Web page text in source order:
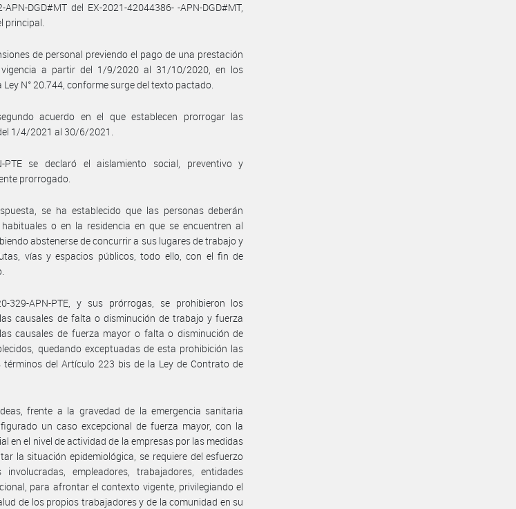
DGD#MT del EX-2021-42044386- -APN-DGD#MT,
principal.
de personal previendo el pago de una prestación
a partir del 1/9/2020 al 31/10/2020, en los
N° 20.744, conforme surge del texto pactado.
acuerdo en el que establecen prorrogar las
1/4/2021 al 30/6/2021.
PTE se declaró el aislamiento social, preventivo y
prorrogado.
se ha establecido que las personas deberán
o en la residencia en que se encuentren al
abstenerse de concurrir a sus lugares de trabajo y
vías y espacios públicos, todo ello, con el fin de
329-APN-PTE, y sus prórrogas, se prohibieron los
causales de falta o disminución de trabajo y fuerza
causales de fuerza mayor o falta o disminución de
quedando exceptuadas de esta prohibición las
del Artículo 223 bis de la Ley de Contrato de
frente a la gravedad de la emergencia sanitaria
un caso excepcional de fuerza mayor, con la
en el nivel de actividad de la empresas por las medidas
la situación epidemiológica, se requiere del esfuerzo
empleadores, trabajadores, entidades
para afrontar el contexto vigente, privilegiando el
de los propios trabajadores y de la comunidad en su